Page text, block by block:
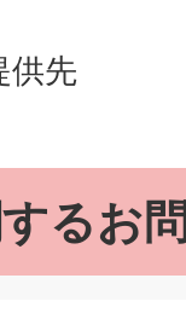
供先
るお